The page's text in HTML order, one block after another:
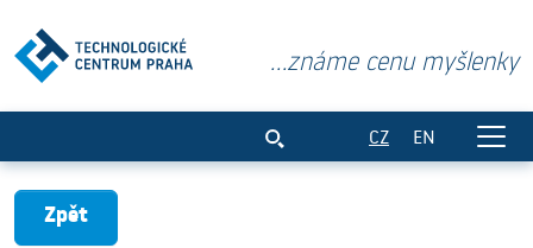
...známe cenu myšlenky
CZ EN
Zpět